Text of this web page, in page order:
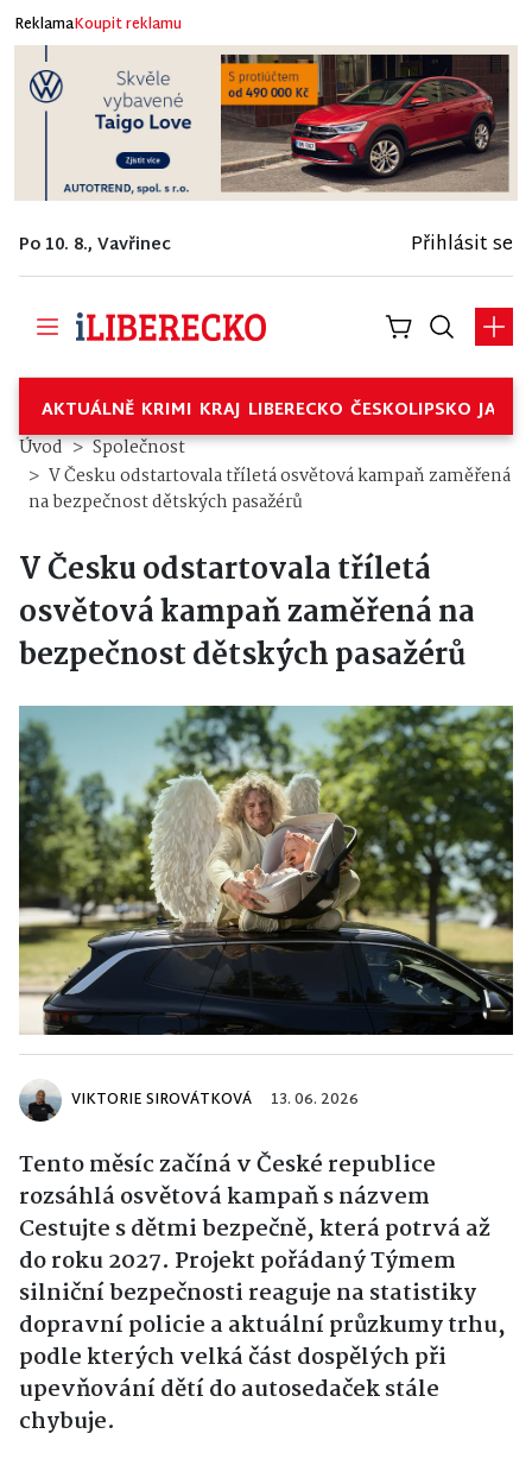
ReklamaKoupit reklamu
Po 10. 8., Vavřinec Přihlásit se
AKTUÁLNĚ KRIMI KRAJ LIBERECKO ČESKOLIPSKO
Úvod
Společnost
V Česku odstartovala tříletá osvětová kampaň zaměřená
na bezpečnost dětských pasažérů
V Česku odstartovala tříletá
osvětová kampaň zaměřená na
bezpečnost dětských pasažérů
VIKTORIE SIROVÁTKOVÁ 13. 06. 2026
Tento měsíc začíná v České republice
rozsáhlá osvětová kampaň s názvem
Cestujte s dětmi bezpečně, která potrvá až
do roku 2027. Projekt pořádaný Týmem
silniční bezpečnosti reaguje na statistiky
dopravní policie a aktuální průzkumy trhu,
podle kterých velká část dospělých při
upevňování dětí do autosedaček stále
chybuje.